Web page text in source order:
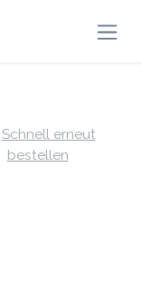
Schnell erneut
bestellen